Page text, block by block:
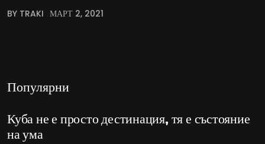
BY TRAKI МАРТ 2, 2021
Популярни
Куба не е просто дестинация, тя е състояние
на ума